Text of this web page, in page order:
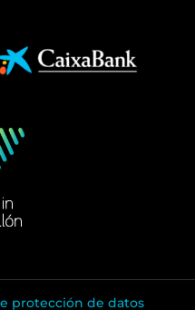
protección de datos